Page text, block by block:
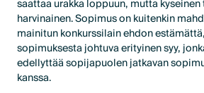
saattaa urakka loppuun, mutta
harvinainen. Sopimus on kuitenkin
mainitun konkurssilain ehdon
sopimuksesta johtuva erityinen syy,
edellyttää sopijapuolen jatkavan
kanssa.